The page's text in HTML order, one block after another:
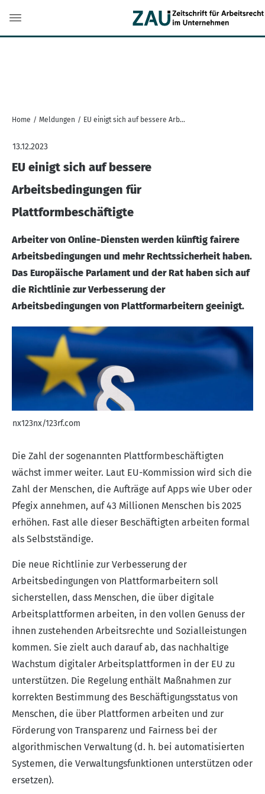
Home / Meldungen / EU einigt sich auf bessere Arbeitsbedingungen für Plattformbeschäftigte
13.12.2023
EU einigt sich auf bessere
Arbeitsbedingungen für
Plattformbeschäftigte
Arbeiter von Online-Diensten werden künftig fairere
Arbeitsbedingungen und mehr Rechtssicherheit haben.
Das Europäische Parlament und der Rat haben sich auf
die Richtlinie zur Verbesserung der
Arbeitsbedingungen von Plattformarbeitern geeinigt.
nx123nx/123rf.com
Die Zahl der sogenannten Plattformbeschäftigten
wächst immer weiter. Laut EU-Kommission wird sich die
Zahl der Menschen, die Aufträge auf Apps wie Uber oder
Pfegix annehmen, auf 43 Millionen Menschen bis 2025
erhöhen. Fast alle dieser Beschäftigten arbeiten formal
als Selbstständige.
Die neue Richtlinie zur Verbesserung der
Arbeitsbedingungen von Plattformarbeitern soll
sicherstellen, dass Menschen, die über digitale
Arbeitsplattformen arbeiten, in den vollen Genuss der
ihnen zustehenden Arbeitsrechte und Sozialleistungen
kommen. Sie zielt auch darauf ab, das nachhaltige
Wachstum digitaler Arbeitsplattformen in der EU zu
unterstützen. Die Regelung enthält Maßnahmen zur
korrekten Bestimmung des Beschäftigungsstatus von
Menschen, die über Plattformen arbeiten und zur
Förderung von Transparenz und Fairness bei der
algorithmischen Verwaltung (d. h. bei automatisierten
Systemen, die Verwaltungsfunktionen unterstützen oder
ersetzen).